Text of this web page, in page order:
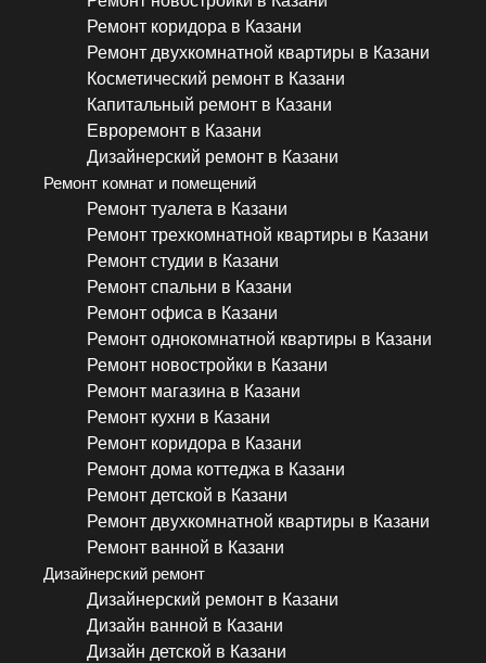
Ремонт коридора в Казани
Ремонт двухкомнатной квартиры в Казани
Косметический ремонт в Казани
Капитальный ремонт в Казани
Евроремонт в Казани
Дизайнерский ремонт в Казани
Ремонт комнат и помещений
Ремонт туалета в Казани
Ремонт трехкомнатной квартиры в Казани
Ремонт студии в Казани
Ремонт спальни в Казани
Ремонт офиса в Казани
Ремонт однокомнатной квартиры в Казани
Ремонт новостройки в Казани
Ремонт магазина в Казани
Ремонт кухни в Казани
Ремонт коридора в Казани
Ремонт дома коттеджа в Казани
Ремонт детской в Казани
Ремонт двухкомнатной квартиры в Казани
Ремонт ванной в Казани
Дизайнерский ремонт
Дизайнерский ремонт в Казани
Дизайн ванной в Казани
Дизайн детской в Казани